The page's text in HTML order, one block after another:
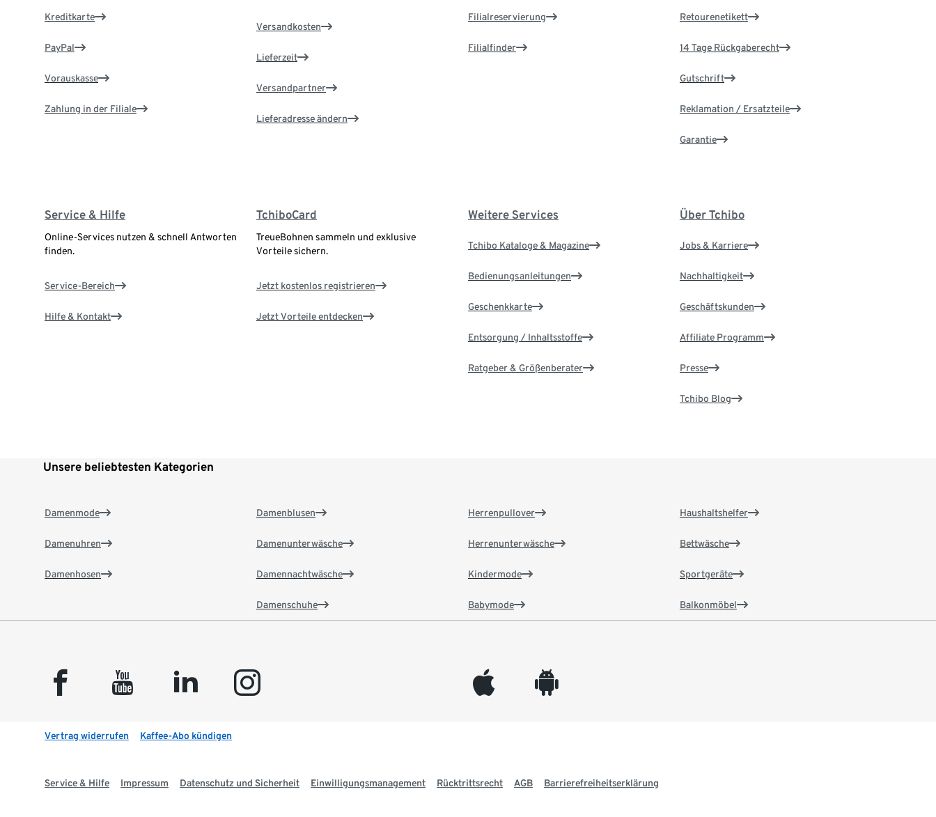
Kreditkarte
PayPal
Vorauskasse
Zahlung in der Filiale
Versandkosten
Lieferzeit
Versandpartner
Lieferadresse ändern
Filialreservierung
Filialfinder
Retourenetikett
14 Tage Rückgaberecht
Gutschrift
Reklamation / Ersatzteile
Garantie
Service & Hilfe
Online-Services nutzen & schnell Antworten
finden.
Service-Bereich
Hilfe & Kontakt
TchiboCard
TreueBohnen sammeln und exklusive
Vorteile sichern.
Jetzt kostenlos registrieren
Jetzt Vorteile entdecken
Weitere Services
Tchibo Kataloge & Magazine
Bedienungsanleitungen
Geschenkkarte
Entsorgung / Inhaltsstoffe
Ratgeber & Größenberater
Über Tchibo
Jobs & Karriere
Nachhaltigkeit
Geschäftskunden
Affiliate Programm
Presse
Tchibo Blog
Unsere beliebtesten Kategorien
Damenmode
Damenuhren
Damenhosen
Damenblusen
Damenunterwäsche
Damennachtwäsche
Damenschuhe
Herrenpullover
Herrenunterwäsche
Kindermode
Babymode
Haushaltshelfer
Bettwäsche
Sportgeräte
Balkonmöbel
facebook youtube linkedin instagram appleinc android
Vertrag widerrufen Kaffee-Abo kündigen
Service & Hilfe Impressum Datenschutz und Sicherheit Einwilligungsmanagement Rücktrittsrecht AGB Barrierefreiheitserklärung